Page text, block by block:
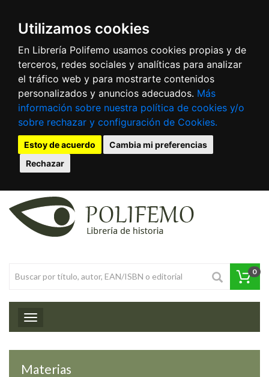
Utilizamos cookies
En Librería Polifemo usamos cookies propias y de
terceros, redes sociales y analíticas para analizar
el tráfico web y para mostrarte contenidos
personalizados y anuncios adecuados. Más
información sobre nuestra política de cookies y/o
sobre rechazar y configuración de Cookies.
Estoy de acuerdo
Cambia mi preferencias
Rechazar
0
Toggle navigation
Materias